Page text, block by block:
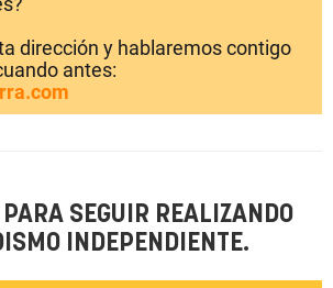
dirección y hablaremos contigo
antes:
SEGUIR REALIZANDO
INDEPENDIENTE.